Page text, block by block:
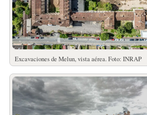
Excavaciones de Melun, vista aérea. Foto: INRAP